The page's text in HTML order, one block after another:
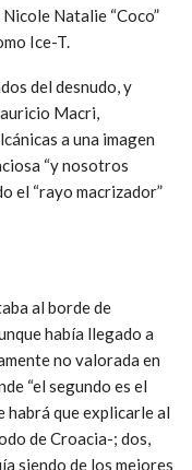
Natalie “Coco”
Ice-T.
del desnudo, y
Macri,
a una imagen
“y nosotros
el “rayo macrizador”
al borde de
había llegado a
no valorada en
“el segundo es el
habrá que explicarle al
de Croacia-; dos,
siendo de los mejores